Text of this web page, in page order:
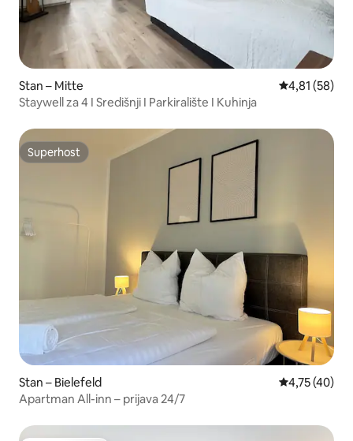
Stan – Mitte Prosječna
4,81 (58)
Staywell za 4 I Središnji I Parkiralište I Kuhinja
Superhost
Superhost
Stan – Bielefeld Prosječna
4,75 (40)
Apartman All-inn – prijava 24/7